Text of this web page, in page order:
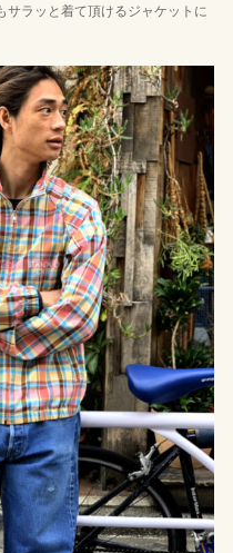
ラッと着て頂けるジャケットに